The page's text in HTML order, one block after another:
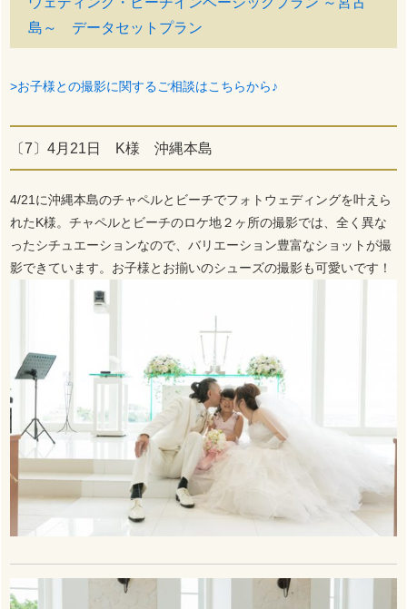
島～ データセットプラン
>お子様との撮影に関するご相談はこちらから♪
〔7〕4月21日 K様 沖縄本島
4/21に沖縄本島のチャペルとビーチでフォトウェディングを叶えら
れたK様。チャペルとビーチのロケ地２ヶ所の撮影では、全く異な
ったシチュエーションなので、バリエーション豊富なショットが撮
影できています。お子様とお揃いのシューズの撮影も可愛いです！